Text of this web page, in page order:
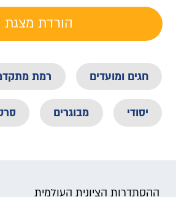
הורדת מצגת
חגים ומועדים רמת
יסודי מבוגרים
ההסתדרות הציונית העולמית